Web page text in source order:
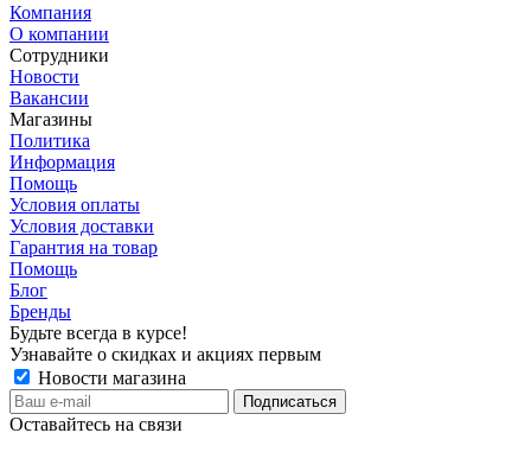
Компания
О компании
Сотрудники
Новости
Вакансии
Магазины
Политика
Информация
Помощь
Условия оплаты
Условия доставки
Гарантия на товар
Помощь
Блог
Бренды
Будьте всегда в курсе!
Узнавайте о скидках и акциях первым
Новости магазина
Оставайтесь на связи